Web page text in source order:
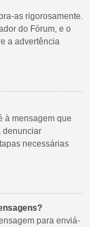
as rigorosamente.
do Fórum, e o
a advertência
à mensagem que
denunciar
necessárias
para enviá-